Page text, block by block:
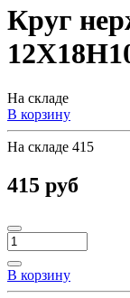
Круг
На складе
В корзину
На складе 415
415 руб
В корзину